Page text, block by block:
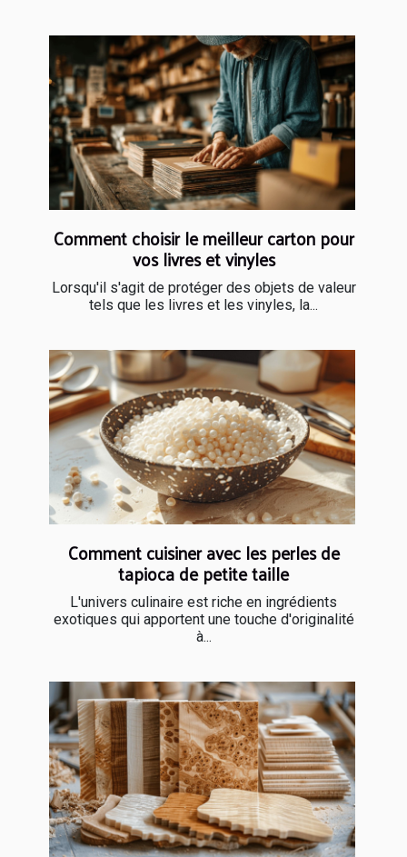
Comment choisir le meilleur carton pour
vos livres et vinyles
Lorsqu'il s'agit de protéger des objets de valeur
tels que les livres et les vinyles, la...
Comment cuisiner avec les perles de
tapioca de petite taille
L'univers culinaire est riche en ingrédients
exotiques qui apportent une touche d'originalité
à...